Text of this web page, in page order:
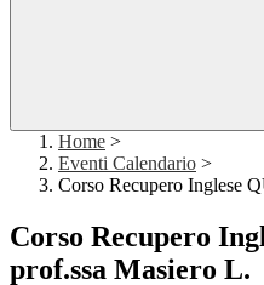
Home >
Eventi Calendario >
Corso Recupero Inglese
Corso Recupero
prof.ssa Masiero L.